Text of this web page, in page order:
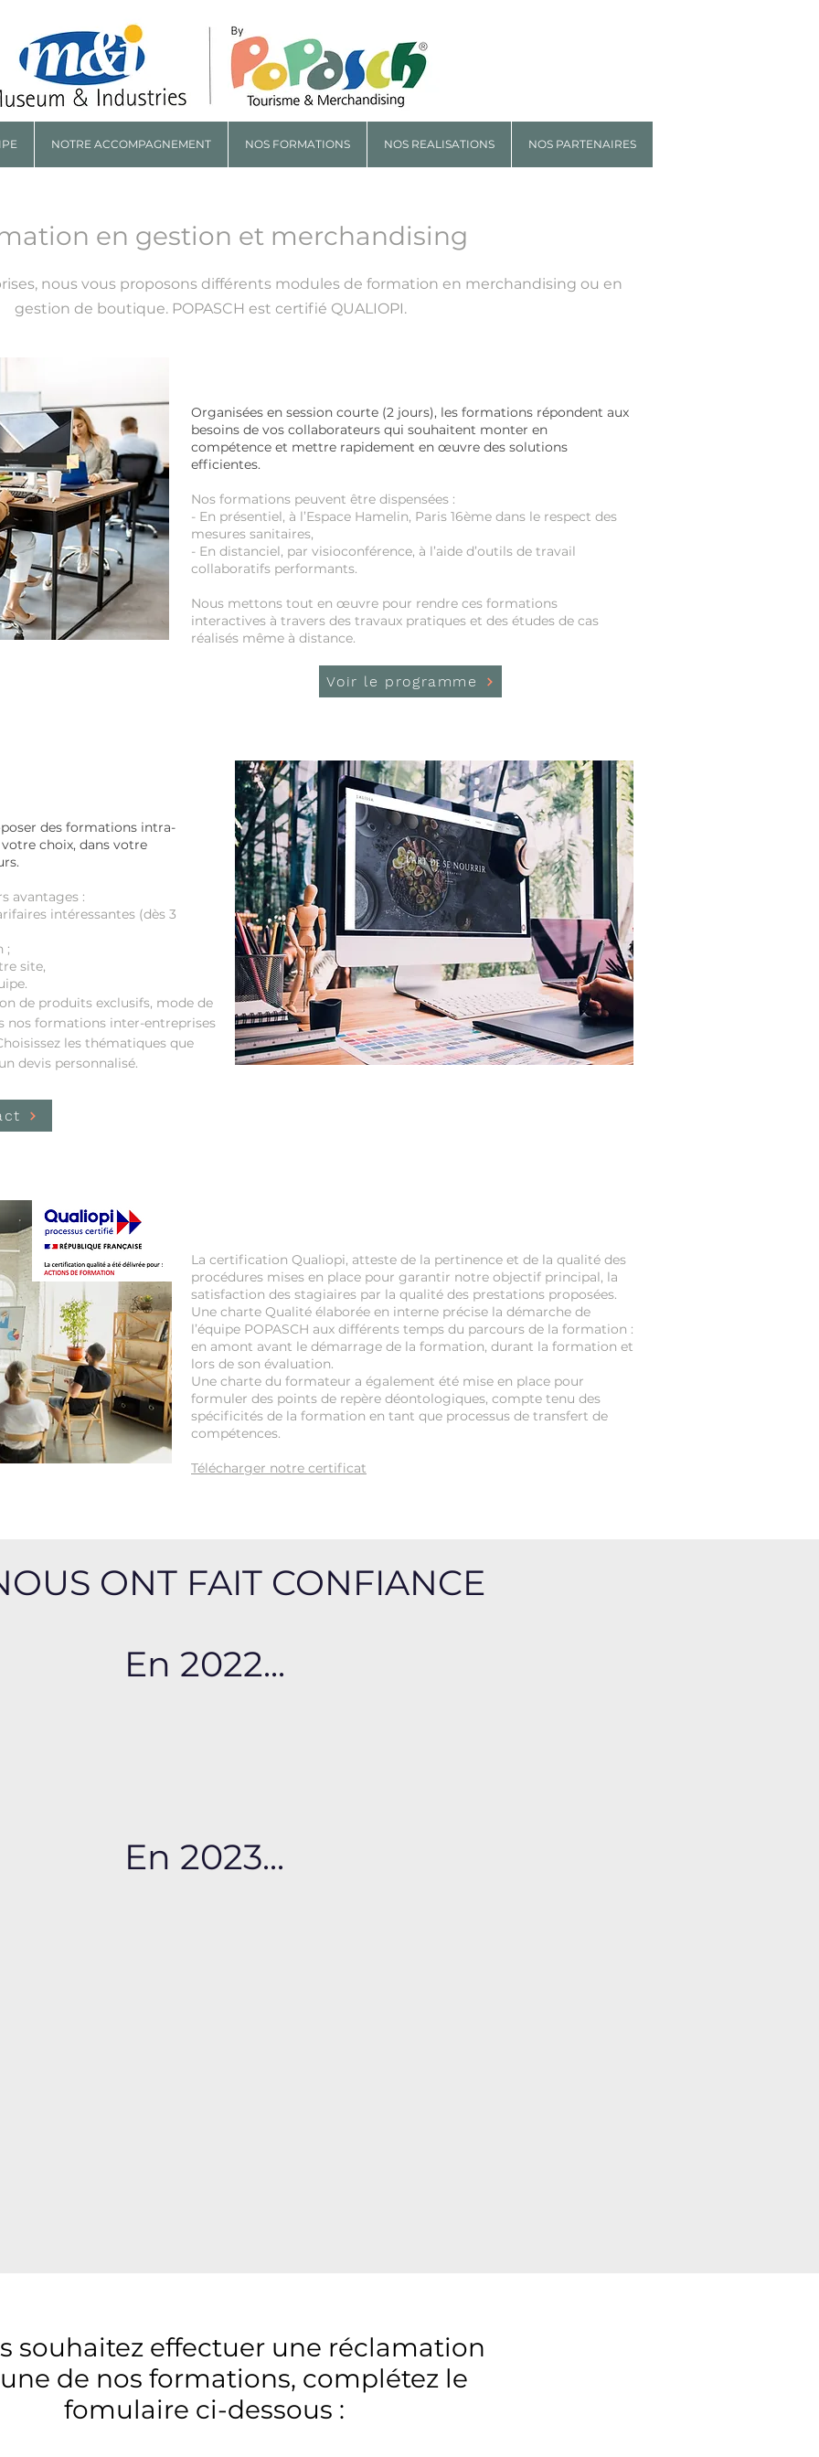
NOTRE ACCOMPAGNEMENT NOS FORMATIONS NOS REALISATIONS NOS PARTENAIRES
en gestion et merchandising
nous vous proposons différents modules de formation en merchandising ou en
gestion de boutique. POPASCH est certifié QUALIOPI.
Organisées en session courte (2 jours), les formations répondent aux
besoins de vos collaborateurs qui souhaitent monter en
compétence et mettre rapidement en œuvre des solutions
efficientes.
Nos formations peuvent être dispensées :
- En présentiel, à l’Espace Hamelin, Paris 16ème dans le respect des
mesures sanitaires,
- En distanciel, par visioconférence, à l’aide d’outils de travail
collaboratifs performants.
Nous mettons tout en œuvre pour rendre ces formations
interactives à travers des travaux pratiques et des études de cas
réalisés même à distance.
Voir le programme
des formations intra-
choix, dans votre
avantages :
intéressantes (dès 3
;
site,
de produits exclusifs, mode de
nos formations inter-entreprises
les thématiques que
devis personnalisé.
La certification Qualiopi, atteste de la pertinence et de la qualité des
procédures mises en place pour garantir notre objectif principal, la
satisfaction des stagiaires par la qualité des prestations proposées.
Une charte Qualité élaborée en interne précise la démarche de
l’équipe POPASCH aux différents temps du parcours de la formation :
en amont avant le démarrage de la formation, durant la formation et
lors de son évaluation.
Une charte du formateur a également été mise en place pour
formuler des points de repère déontologiques, compte tenu des
spécificités de la formation en tant que processus de transfert de
compétences.
Télécharger notre certificat
ONT FAIT CONFIANCE
En 2022...
En 2023...
souhaitez effectuer une réclamation
de nos formations, complétez le
fomulaire ci-dessous :